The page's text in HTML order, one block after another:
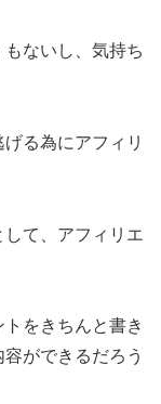
ないし、気持ち
る為にアフィリ
て、アフィリエ
をきちんと書き
ができるだろう